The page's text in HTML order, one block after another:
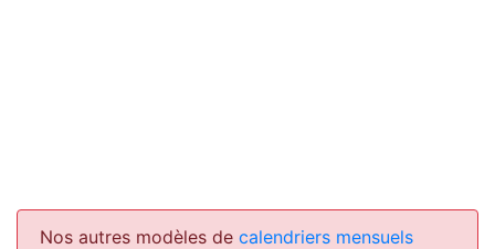
Nos autres modèles de calendriers mensuels